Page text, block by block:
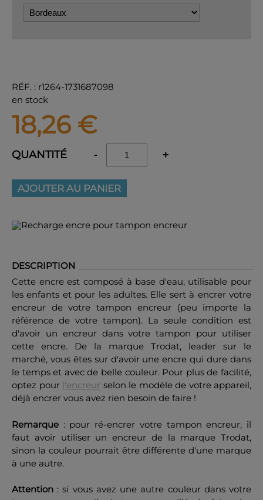
RÉF. : r1264-1731687098
en stock
18,26 €
QUANTITÉ - +
AJOUTER AU PANIER
DESCRIPTION
Cette encre est composé à base d'eau, utilisable pour
les enfants et pour les adultes. Elle sert à encrer votre
encreur de votre tampon encreur (peu importe la
référence de votre tampon). La seule condition est
d'avoir un encreur dans votre tampon pour utiliser
cette encre. De la marque Trodat, leader sur le
marché, vous êtes sur d'avoir une encre qui dure dans
le temps et avec de belle couleur. Pour plus de facilité,
optez pour l'encreur selon le modèle de votre appareil,
déjà encrer vous avez rien besoin de faire !
Remarque : pour ré-encrer votre tampon encreur, il
faut avoir utiliser un encreur de la marque Trodat,
sinon la couleur pourrait être différente d'une marque
à une autre.
Attention : si vous avez une autre couleur dans votre